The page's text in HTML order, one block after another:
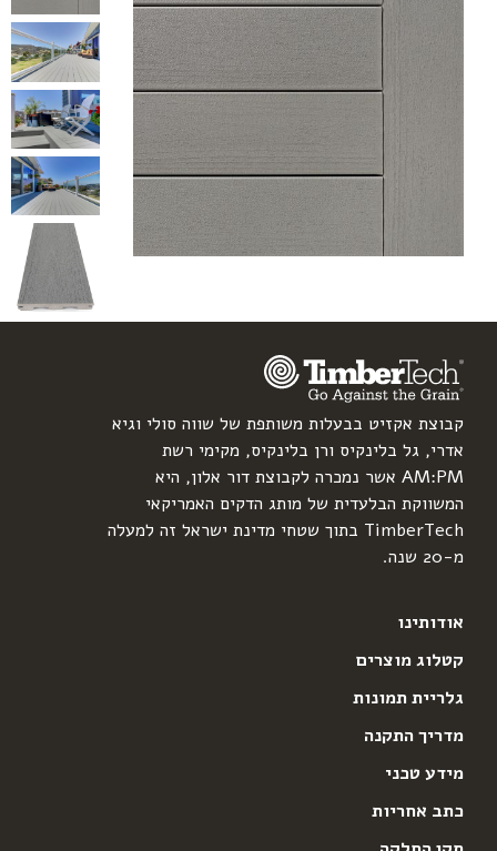
קבוצת אקזיט בבעלות משותפת של שווה סולי וגיא
אדרי, גל בלינקיס ורן בלינקיס, מקימי רשת
AM:PM אשר נמכרה לקבוצת דור אלון, היא
המשווקת הבלעדית של מותג הדקים האמריקאי
TimberTech בתוך שטחי מדינת ישראל זה למעלה
מ-20 שנה.
אודותינו
קטלוג מוצרים
גלריית תמונות
מדריך התקנה
מידע טכני
כתב אחריות